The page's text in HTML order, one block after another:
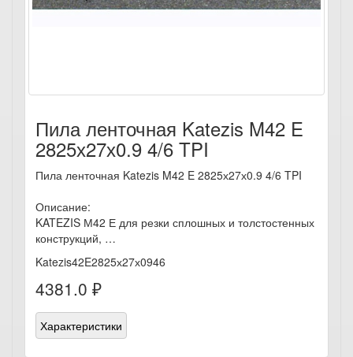
Пила ленточная Katezis M42 E
2825х27х0.9 4/6 TPI
Пила ленточная Katezis M42 E 2825х27х0.9 4/6 TPI
Описание:
KATEZIS М42 Е для резки сплошных и толстостенных
конструкций, …
Katezis42E2825х27х0946
4381.0 ₽
Характеристики